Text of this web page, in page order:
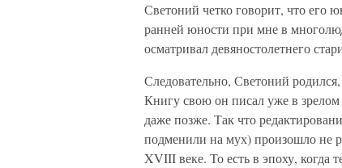
Светоний четко говорит, что его
ранней юности при мне в
осматривал девяностолетнего
Следовательно, Светоний
Книгу свою он писал уже в
даже позже. Так что
подменили на мух) произошло не
XVIII веке. То есть в эпоху, когда